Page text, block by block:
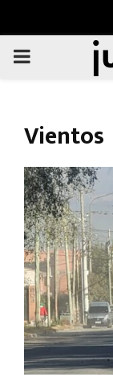
PRIMARY
Vientos